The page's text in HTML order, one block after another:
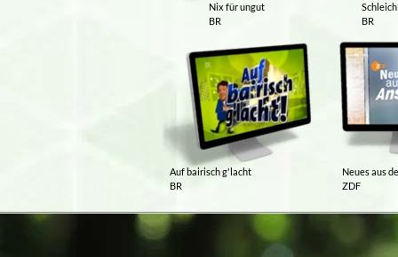
Nix für ungut
BR
Auf bairisch g'lacht
BR
BR
Neues aus
ZDF